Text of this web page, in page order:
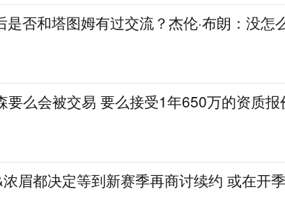
是否和塔图姆有过交流？杰伦·布朗：没怎
要么会被交易 要么接受1年650万的资质报
眉都决定等到新赛季再商讨续约 或在开